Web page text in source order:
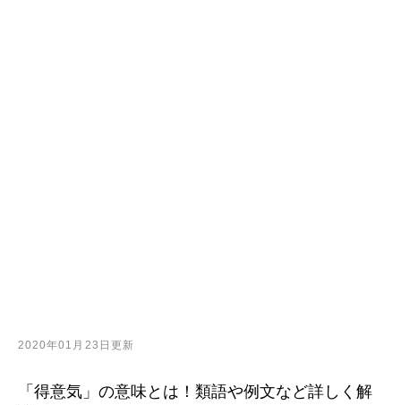
2020年01月23日更新
「得意気」の意味とは！類語や例文など詳しく解